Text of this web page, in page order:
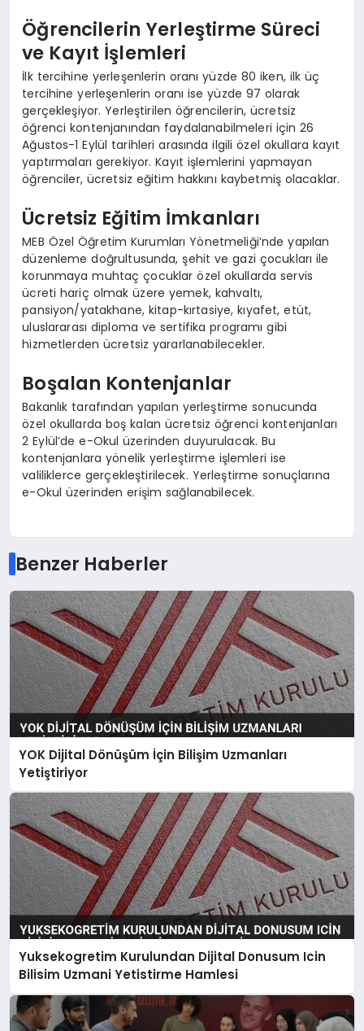
Öğrencilerin Yerleştirme Süreci
ve Kayıt İşlemleri
İlk tercihine yerleşenlerin oranı yüzde 80 iken, ilk üç
tercihine yerleşenlerin oranı ise yüzde 97 olarak
gerçekleşiyor. Yerleştirilen öğrencilerin, ücretsiz
öğrenci kontenjanından faydalanabilmeleri için 26
Ağustos-1 Eylül tarihleri arasında ilgili özel okullara kayıt
yaptırmaları gerekiyor. Kayıt işlemlerini yapmayan
öğrenciler, ücretsiz eğitim hakkını kaybetmiş olacaklar.
Ücretsiz Eğitim İmkanları
MEB Özel Öğretim Kurumları Yönetmeliği’nde yapılan
düzenleme doğrultusunda, şehit ve gazi çocukları ile
korunmaya muhtaç çocuklar özel okullarda servis
ücreti hariç olmak üzere yemek, kahvaltı,
pansiyon/yatakhane, kitap-kırtasiye, kıyafet, etüt,
uluslararası diploma ve sertifika programı gibi
hizmetlerden ücretsiz yararlanabilecekler.
Boşalan Kontenjanlar
Bakanlık tarafından yapılan yerleştirme sonucunda
özel okullarda boş kalan ücretsiz öğrenci kontenjanları
2 Eylül’de e-Okul üzerinden duyurulacak. Bu
kontenjanlara yönelik yerleştirme işlemleri ise
valiliklerce gerçekleştirilecek. Yerleştirme sonuçlarına
e-Okul üzerinden erişim sağlanabilecek.
Benzer Haberler
YOK Dijital Dönüşüm İçin Bilişim Uzmanları
Yetiştiriyor
Yuksekogretim Kurulundan Dijital Donusum Icin
Bilisim Uzmani Yetistirme Hamlesi